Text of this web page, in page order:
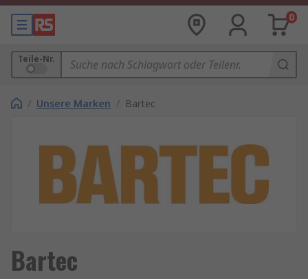
0
Teile-Nr.
/ Unsere Marken / Bartec
Bartec